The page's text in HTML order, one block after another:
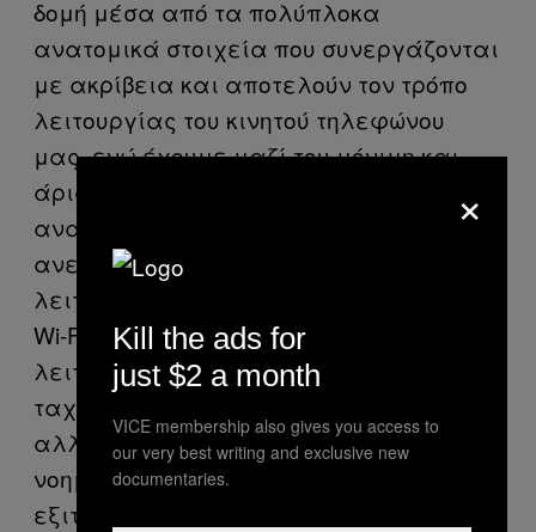
δομή μέσα από τα πολύπλοκα
ανατομικά στοιχεία που συνεργάζονται
με ακρίβεια και αποτελούν τον τρόπο
λειτουργίας του κινητού τηλεφώνου
μας, ενώ έχουμε μαζί του μόνιμη και
άριστη παλαμική σχέση, κάπως έτσι,
αναλογικά, συμβαίνει με τον τρόπο
ανερμήνευτης κατανόησης και αόρατης
λειτουργίας της νοεράς προσευχής. Το
Wi-Fi ως απίθανη ενεργειακή δύναμη
λειτουργεί αόρατα, καθαρά με μεγάλη
ταχύτητα, άριστη ποιότητα σύνδεσης,
αλλά και με συναισθηματική
νοημοσύνη, αφού μεταφέρει γνώση που
εξιτάρει τις επιθυμίες, συνδέοντας μας
×
Kill the ads for
just $2 a month
VICE membership also gives you access to
our very best writing and exclusive new
documentaries.